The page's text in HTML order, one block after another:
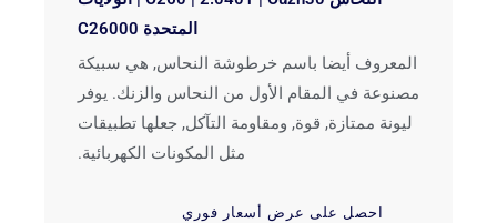
المتحدة C26000
المعروف أيضا باسم خرطوشة النحاس, هي سبيكة
مصنوعة في المقام الأول من النحاس والزنك. يوفر
ليونة ممتازة, قوة, ومقاومة التآكل, جعلها تطبيقات
مثل المكونات الكهربائية.
احصل على عرض أسعار فوري